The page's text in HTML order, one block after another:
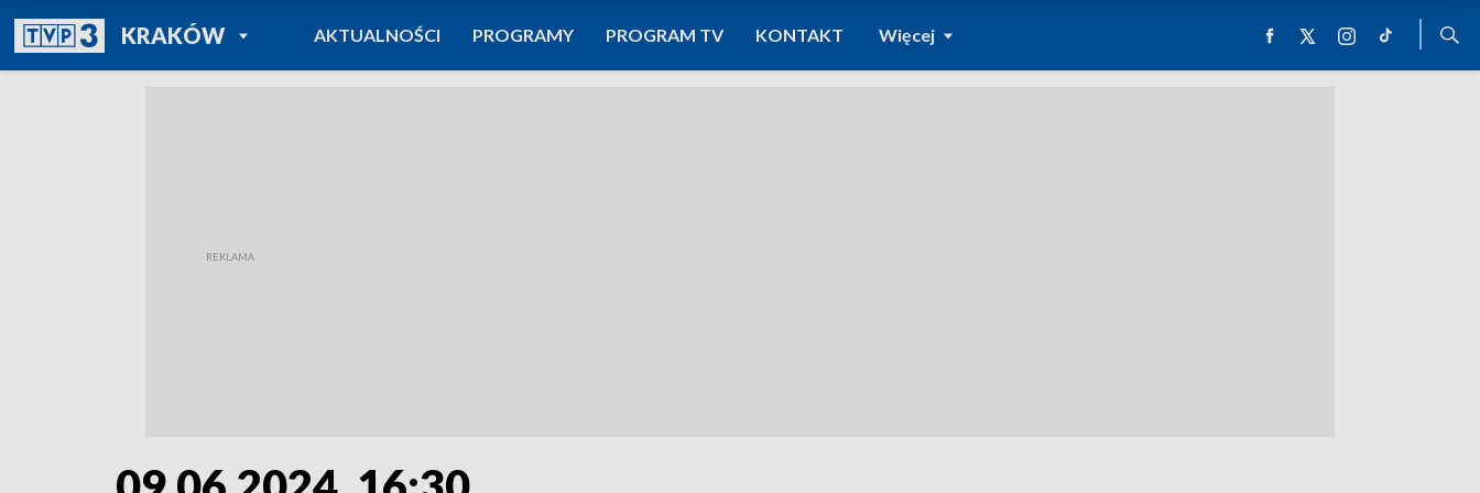
KRAKÓWPOWRÓT DO
TVP REGIONY
AKTUALNOŚCI PROGRAMY PROGRAM TV KONTAKT Więcej